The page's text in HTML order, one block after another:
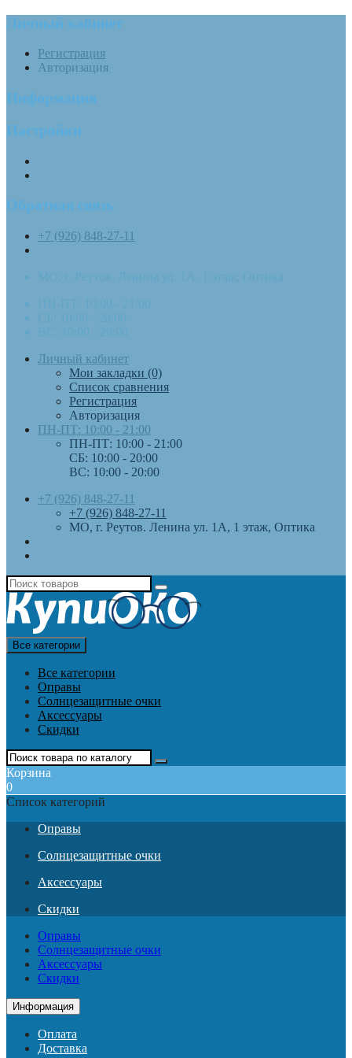
Личный кабинет
Регистрация
Авторизация
Информация
Настройки
Обратная связь
+7 (926) 848-27-11
Личный кабинет
Мои закладки (0)
Список сравнения
Регистрация
Авторизация
ПН-ПТ: 10:00 - 21:00
ПН-ПТ: 10:00 - 21:00
СБ: 10:00 - 20:00
ВС: 10:00 - 20:00
+7 (926) 848-27-11
+7 (926) 848-27-11
МО, г. Реутов. Ленина ул. 1А, 1 этаж, Оптика
Все категории
Все категории
Оправы
Солнцезащитные очки
Аксессуары
Скидки
Корзина
0
Список категорий
Оправы
Солнцезащитные очки
Аксессуары
Скидки
Оправы
Солнцезащитные очки
Аксессуары
Скидки
Информация
Оплата
Доставка